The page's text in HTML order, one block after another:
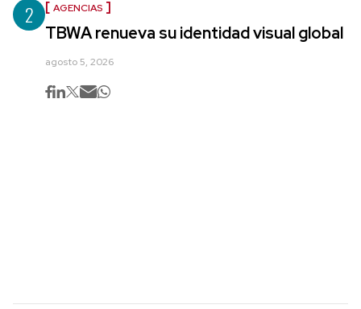
2 AGENCIAS
TBWA renueva su identidad visual global
agosto 5, 2026